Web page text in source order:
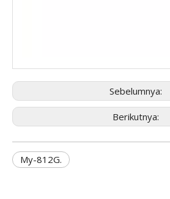
Sebelumnya:
Berikutnya:
My-812G.